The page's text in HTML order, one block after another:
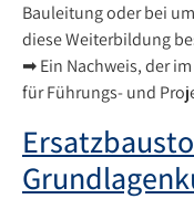
Bauleitung oder bei
diese Weiterbildung
➡ Ein Nachweis, der
für Führungs- und